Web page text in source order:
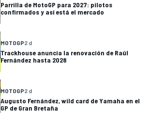
Parrilla de MotoGP para 2027: pilotos
confirmados y así está el mercado
MOTOGP2 d
Trackhouse anuncia la renovación de Raúl
Fernández hasta 2028
MOTOGP2 d
Augusto Fernández, wild card de Yamaha en el
GP de Gran Bretaña